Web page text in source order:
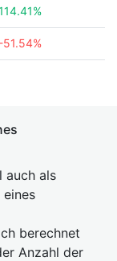
-51.54%
auch als
berechnet
Anzahl der